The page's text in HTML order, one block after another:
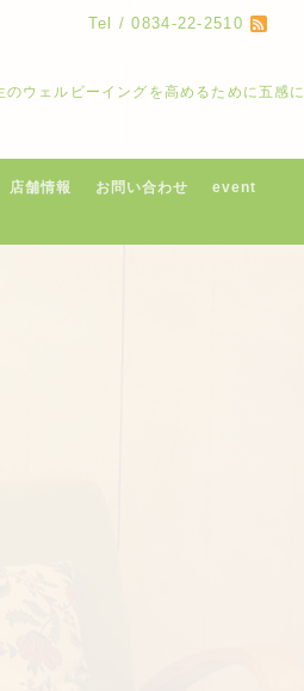
Tel / 0834-22-2510
ウェルビーイングを高めるために五感に
店舗情報 お問い合わせ
event